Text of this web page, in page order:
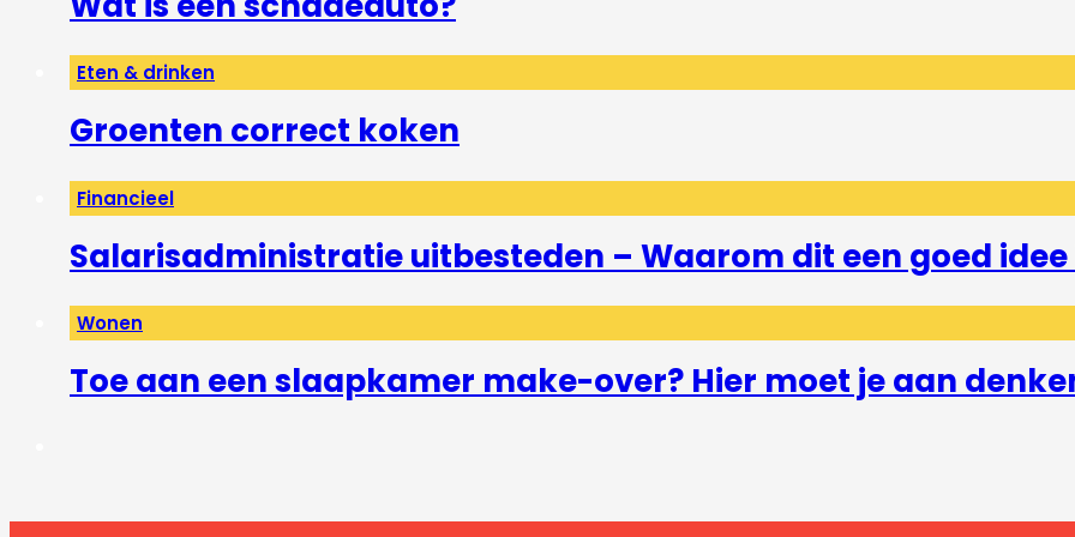
Eten & drinken
Groenten correct koken
Financieel
Salarisadministratie uitbesteden – Waarom dit een goed idee
Wonen
Toe aan een slaapkamer make-over? Hier moet je aan